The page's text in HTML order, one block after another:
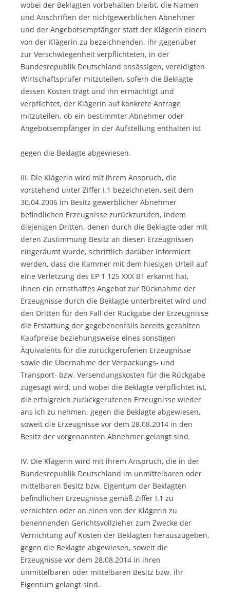
wobei der Beklagten vorbehalten bleibt, die Namen
und Anschriften der nichtgewerblichen Abnehmer
und der Angebotsempfänger statt der Klägerin einem
von der Klägerin zu bezeichnenden, ihr gegenüber
zur Verschwiegenheit verpflichteten, in der
Bundesrepublik Deutschland ansässigen, vereidigten
Wirtschaftsprüfer mitzuteilen, sofern die Beklagte
dessen Kosten trägt und ihn ermächtigt und
verpflichtet, der Klägerin auf konkrete Anfrage
mitzuteilen, ob ein bestimmter Abnehmer oder
Angebotsempfänger in der Aufstellung enthalten ist
gegen die Beklagte abgewiesen.
III. Die Klägerin wird mit ihrem Anspruch, die
vorstehend unter Ziffer I.1 bezeichneten, seit dem
30.04.2006 im Besitz gewerblicher Abnehmer
befindlichen Erzeugnisse zurückzurufen, indem
diejenigen Dritten, denen durch die Beklagte oder mit
deren Zustimmung Besitz an diesen Erzeugnissen
eingeräumt wurde, schriftlich darüber informiert
werden, dass die Kammer mit dem hiesigen Urteil auf
eine Verletzung des EP 1 125 XXX B1 erkannt hat,
ihnen ein ernsthaftes Angebot zur Rücknahme der
Erzeugnisse durch die Beklagte unterbreitet wird und
den Dritten für den Fall der Rückgabe der Erzeugnisse
die Erstattung der gegebenenfalls bereits gezahlten
Kaufpreise beziehungsweise eines sonstigen
Äquivalents für die zurückgerufenen Erzeugnisse
sowie die Übernahme der Verpackungs- und
Transport- bzw. Versendungskosten für die Rückgabe
zugesagt wird, und wobei die Beklagte verpflichtet ist,
die erfolgreich zurückgerufenen Erzeugnisse wieder
ans ich zu nehmen, gegen die Beklagte abgewiesen,
soweit die Erzeugnisse vor dem 28.08.2014 in den
Besitz der vorgenannten Abnehmer gelangt sind.
IV. Die Klägerin wird mit ihrem Anspruch, die in der
Bundesrepublik Deutschland im unmittelbaren oder
mittelbaren Besitz bzw. Eigentum der Beklagten
befindlichen Erzeugnisse gemäß Ziffer I.1 zu
vernichten oder an einen von der Klägerin zu
benennenden Gerichtsvollzieher zum Zwecke der
Vernichtung auf Kosten der Beklagten herauszugeben,
gegen die Beklagte abgewiesen, soweit die
Erzeugnisse vor dem 28.08.2014 in ihren
unmittelbaren oder mittelbaren Besitz bzw. ihr
Eigentum gelangt sind.